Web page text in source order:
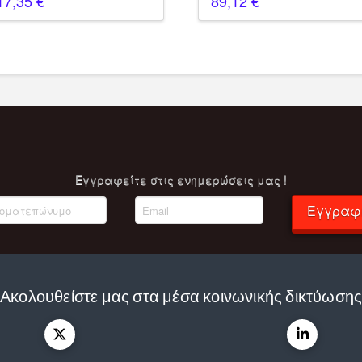
Eγγραφείτε στις ενημερώσεις μας !
Ακολουθείστε μας στα μέσα κοινωνικής δικτύωσης